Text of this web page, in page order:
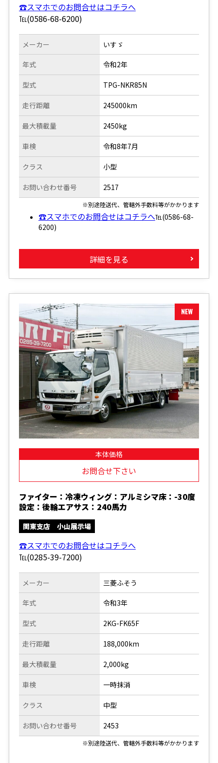
☎スマホでのお問合せはコチラへ
℡(0586-68-6200)
メーカー
年式
型式
走行距離
いすゞ
令和2年
TPG-NKR85N
245000km
最大積載量
車検
クラス
お問い合わせ番号
2450kg
令和8年7月
小型
2517
※別途陸送代、管轄外手数料等がかかります
☎スマホでのお問合せはコチラへ℡(0586-68-
6200)
詳細を見る
本体価格
お問合せ下さい
ファイター：冷凍ウィング：アルミシマ床：-30度
設定：後輪エアサス：240馬力
関東支店 小山展示場
☎スマホでのお問合せはコチラへ
℡(0285-39-7200)
メーカー
年式
型式
走行距離
三菱ふそう
令和3年
2KG-FK65F
188,000km
最大積載量
車検
クラス
お問い合わせ番号
2,000kg
一時抹消
中型
2453
※別途陸送代、管轄外手数料等がかかります